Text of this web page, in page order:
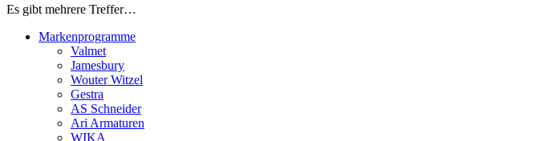
Es gibt mehrere Treffer…
Markenprogramme
Valmet
Jamesbury
Wouter Witzel
Gestra
AS Schneider
Ari Armaturen
WIKA